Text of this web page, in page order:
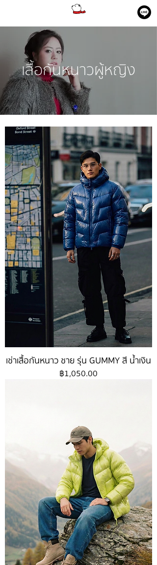
เสื้อกันหนาวผู้หญิง
เช่าเสื้อกันหนาว ชาย รุ่น GUMMY สี น้ำเงิน
ราคา
฿1,050.00